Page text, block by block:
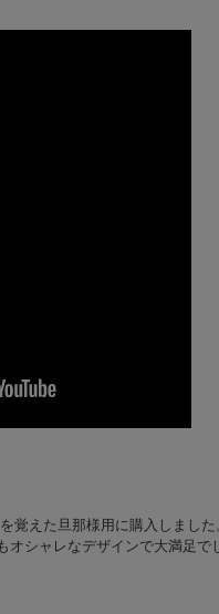
覚えた旦那様用に購入しまし
オシャレなデザインで大満足